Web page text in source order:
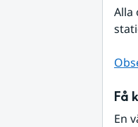
Alla
Få
En